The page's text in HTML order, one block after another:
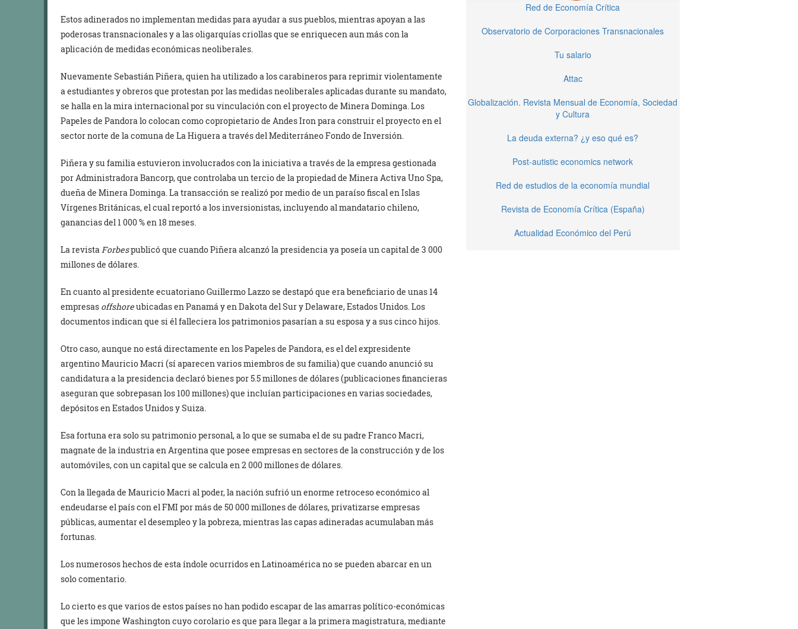
Estos adinerados no implementan medidas para ayudar a sus pueblos, mientras apoyan a las
poderosas transnacionales y a las oligarquías criollas que se enriquecen aun más con la
aplicación de medidas económicas neoliberales.
Nuevamente Sebastián Piñera, quien ha utilizado a los carabineros para reprimir violentamente
a estudiantes y obreros que protestan por las medidas neoliberales aplicadas durante su mandato,
se halla en la mira internacional por su vinculación con el proyecto de Minera Dominga. Los
Papeles de Pandora lo colocan como copropietario de Andes Iron para construir el proyecto en el
sector norte de la comuna de La Higuera a través del Mediterráneo Fondo de Inversión.
Piñera y su familia estuvieron involucrados con la iniciativa a través de la empresa gestionada
por Administradora Bancorp, que controlaba un tercio de la propiedad de Minera Activa Uno Spa,
dueña de Minera Dominga. La transacción se realizó por medio de un paraíso fiscal en Islas
Vírgenes Británicas, el cual reportó a los inversionistas, incluyendo al mandatario chileno,
ganancias del 1 000 % en 18 meses.
La revista Forbespublicó que cuando Piñera alcanzó la presidencia ya poseía un capital de 3 000
millones de dólares.
En cuanto al presidente ecuatoriano Guillermo Lazzo se destapó que era beneficiario de unas 14
empresas offshoreubicadas en Panamá y en Dakota del Sur y Delaware, Estados Unidos. Los
documentos indican que si él falleciera los patrimonios pasarían a su esposa y a sus cinco hijos.
Otro caso, aunque no está directamente en los Papeles de Pandora, es el del expresidente
argentino Mauricio Macri (sí aparecen varios miembros de su familia) que cuando anunció su
candidatura a la presidencia declaró bienes por 5.5 millones de dólares (publicaciones financieras
aseguran que sobrepasan los 100 millones) que incluían participaciones en varias sociedades,
depósitos en Estados Unidos y Suiza.
Esa fortuna era solo su patrimonio personal, a lo que se sumaba el de su padre Franco Macri,
magnate de la industria en Argentina que posee empresas en sectores de la construcción y de los
automóviles, con un capital que se calcula en 2 000 millones de dólares.
Con la llegada de Mauricio Macri al poder, la nación sufrió un enorme retroceso económico al
endeudarse el país con el FMI por más de 50 000 millones de dólares, privatizarse empresas
públicas, aumentar el desempleo y la pobreza, mientras las capas adineradas acumulaban más
fortunas.
Los numerosos hechos de esta índole ocurridos en Latinoamérica no se pueden abarcar en un
solo comentario.
Lo cierto es que varios de estos países no han podido escapar de las amarras político-económicas
que les impone Washington cuyo corolario es que para llegar a la primera magistratura, mediante
Red de Economía Crítica
Observatorio de Corporaciones Transnacionales
Tu salario
Attac
Globalización. Revista Mensual de Economía, Sociedad
y Cultura
La deuda externa? ¿y eso qué es?
Post-autistic economics network
Red de estudios de la economía mundial
Revista de Economía Crítica (España)
Actualidad Económico del Perú